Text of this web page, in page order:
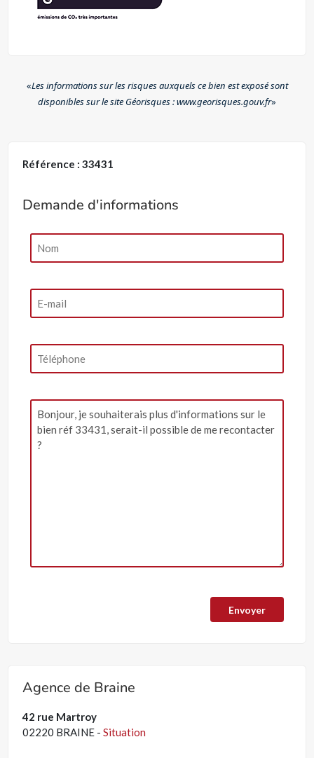
«Les informations sur les risques auxquels ce bien est exposé sont
disponibles sur le site Géorisques : www.georisques.gouv.fr»
Référence : 33431
Demande d'informations
Agence de Braine
42 rue Martroy
02220 BRAINE -Situation